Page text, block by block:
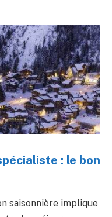
: le bon
saisonnière implique